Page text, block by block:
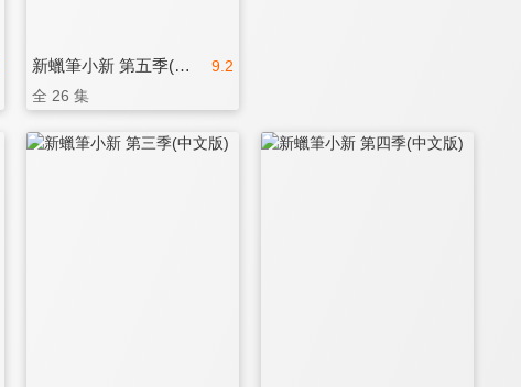
9.2
新蠟筆小新 第五季(中文版)
全 26 集